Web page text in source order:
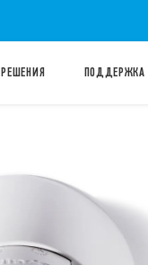
PЕШЕНИЯ ПОДДЕРЖКА